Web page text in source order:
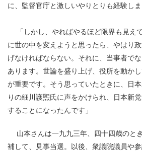
に、監督官庁と激しいやりとりも経験しま
「しかし、やればやるほど限界も見え
に世の中を変えようと思ったら、やはり
げなければならない。それに、当事者で
あります。世論を盛り上げ、役所を動か
が重要です。そう思っていたときに、日
りの細川護煕氏に声をかけられ、日本新
することになったんです」
山本さんは一九九三年、四十四歳のと
補して、見事当選。以後、衆議院議員や